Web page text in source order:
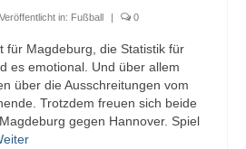
Veröffentlicht in: Fußball 0
für Magdeburg, die Statistik für
es emotional. Und über allem
über die Ausschreitungen vom
Trotzdem freuen sich beide
gegen Hannover. Spiel